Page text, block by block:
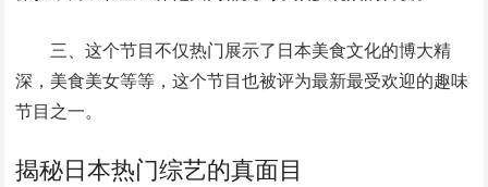
三、这个节目不仅热门展示了日本美食文化的博大精
深，美食美女等等，这个节目也被评为最新最受欢迎的趣味
节目之一。
揭秘日本热门综艺的真面目